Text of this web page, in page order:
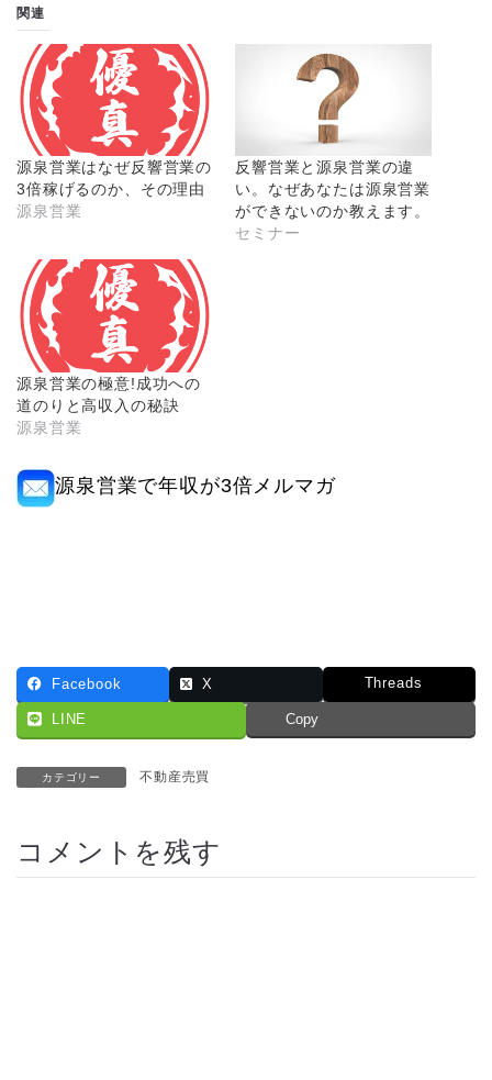
関連
源泉営業はなぜ反響営業の
3倍稼げるのか、その理由
源泉営業
反響営業と源泉営業の違
い。なぜあなたは源泉営業
ができないのか教えます。
セミナー
源泉営業の極意!成功への
道のりと高収入の秘訣
源泉営業
源泉営業で年収が3倍メルマガ
Facebook X Threads
LINE Copy
カテゴリー 不動産売買
コメントを残す